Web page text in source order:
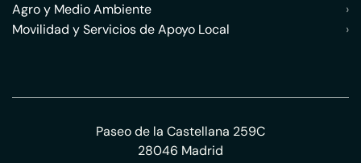
Agro y Medio Ambiente
›
Movilidad y Servicios de Apoyo Local
›
Paseo de la Castellana 259C
28046 Madrid